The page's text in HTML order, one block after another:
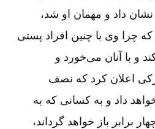
داد و مهمان او شد،
چرا وی با چنین افراد پستی
با آنان می‌خورد و
اعلان کرد که نصف
داد و به کسانی که به
برابر باز خواهد گرداند،